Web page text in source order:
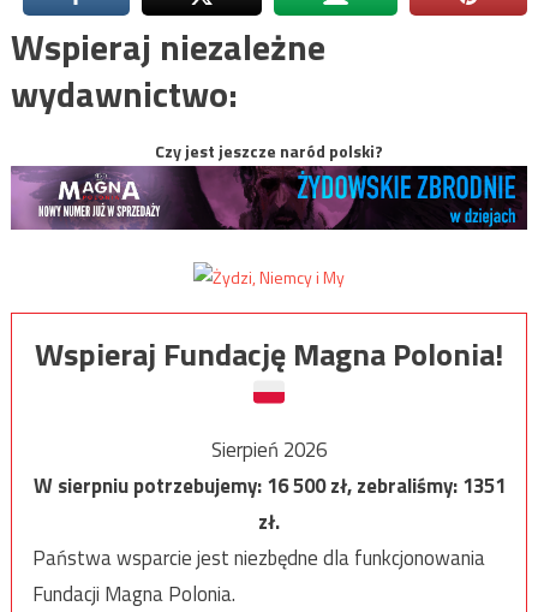
Wspieraj niezależne
wydawnictwo:
Czy jest jeszcze naród polski?
Wspieraj Fundację Magna Polonia!
Sierpień 2026
W sierpniu potrzebujemy:16 500zł, zebraliśmy:1351
zł.
Państwa wsparcie jest niezbędne dla funkcjonowania
Fundacji Magna Polonia.